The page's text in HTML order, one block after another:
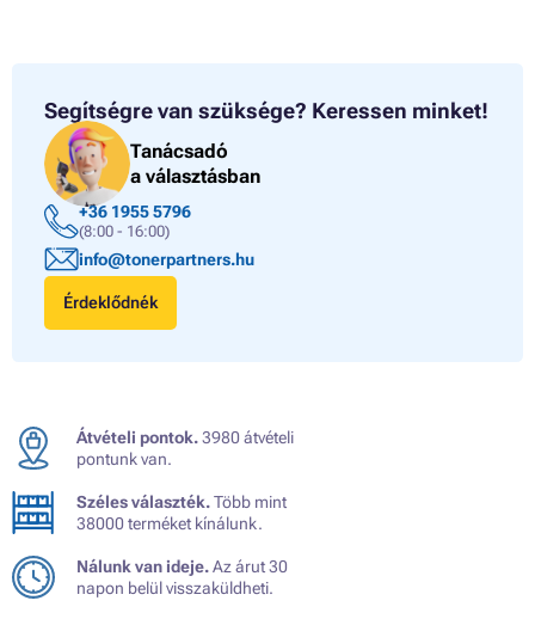
Segítségre van szüksége? Keressen minket!
Tanácsadó
a választásban
+36 1955 5796
(8:00 - 16:00)
info@tonerpartners.hu
Érdeklődnék
Átvételi pontok.3980 átvételi
pontunk van.
Széles választék.Több mint
38000 terméket kínálunk.
Nálunk van ideje.Az árut 30
napon belül visszaküldheti.